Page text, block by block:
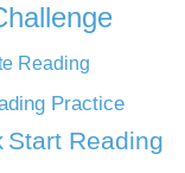
Reading
Practice
Start Reading